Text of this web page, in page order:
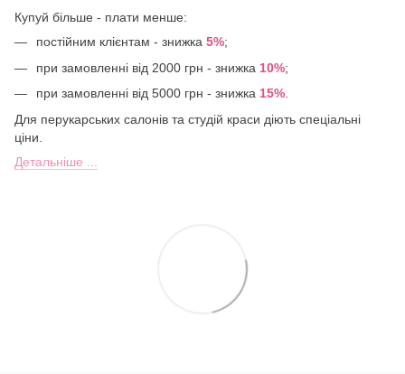
Купуй більше - плати менше:
постійним клієнтам - знижка 5%;
при замовленні від 2000 грн - знижка 10%;
при замовленні від 5000 грн - знижка 15%
Для перукарських салонів та студій краси діють спеціальні
ціни.
Детальніше ...